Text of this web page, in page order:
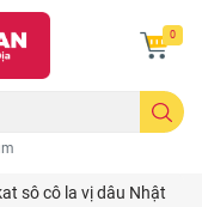
0
sô cô la vị dâu Nhật